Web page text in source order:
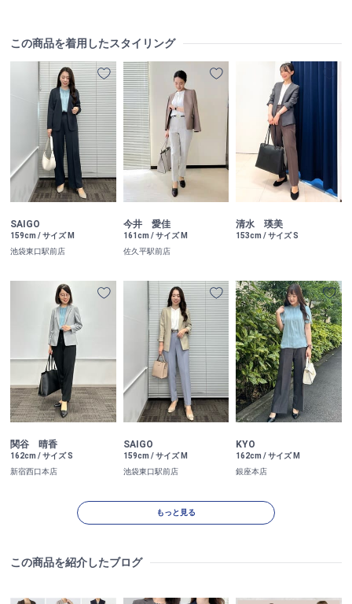
この商品を着用したスタイリング
SAIGO
159cm / サイズ M
池袋東口駅前店
今井 愛佳
161cm / サイズ M
佐久平駅前店
清水 瑛美
153cm / サイズ S
関谷 晴香
162cm / サイズ S
新宿西口本店
SAIGO
159cm / サイズ M
池袋東口駅前店
KYO
162cm / サイズ M
銀座本店
もっと見る
この商品を紹介したブログ